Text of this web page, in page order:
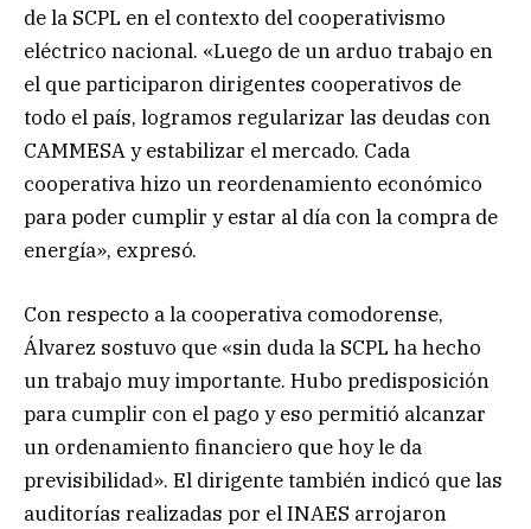
de la SCPL en el contexto del cooperativismo
eléctrico nacional. «Luego de un arduo trabajo en
el que participaron dirigentes cooperativos de
todo el país, logramos regularizar las deudas con
CAMMESA y estabilizar el mercado. Cada
cooperativa hizo un reordenamiento económico
para poder cumplir y estar al día con la compra de
energía», expresó.
Con respecto a la cooperativa comodorense,
Álvarez sostuvo que «sin duda la SCPL ha hecho
un trabajo muy importante. Hubo predisposición
para cumplir con el pago y eso permitió alcanzar
un ordenamiento financiero que hoy le da
previsibilidad». El dirigente también indicó que las
auditorías realizadas por el INAES arrojaron